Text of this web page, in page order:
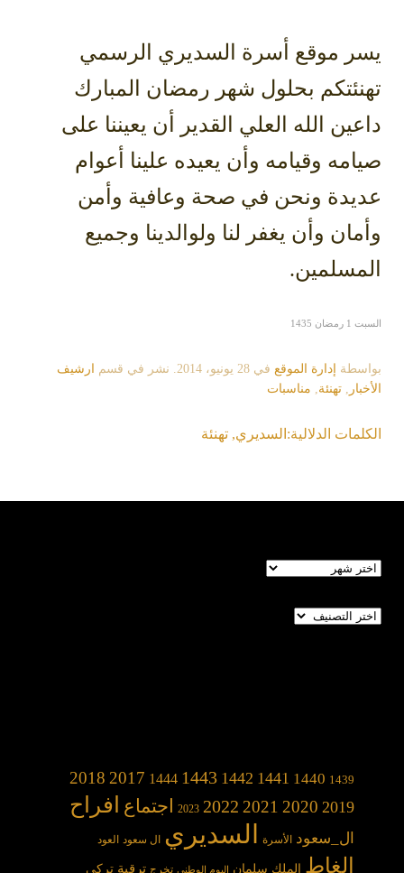
يسر موقع أسرة السديري الرسمي
تهنئتكم بحلول شهر رمضان المبارك
داعين الله العلي القدير أن يعيننا على
صيامه وقيامه وأن يعيده علينا أعوام
عديدة ونحن في صحة وعافية وأمن
وأمان وأن يغفر لنا ولوالدينا وجميع
المسلمين.
السبت 1 رمضان 1435
بواسطة إدارة الموقع في 28 يونيو، 2014 . نشر في قسم
ارشيف
الأخبار , تهنئة, مناسبات
الكلمات الدلالية: السديري, تهنئة
الأرشيف
تصنيفات
1439
1440
1441
1442
1443
1444
2017
2018
2019
2020
2021
2022
2023 اجتماع افراح
ال_سعود الأسرة السديري ال سعود العود
الغاط الملك سلمان اليوم الوطني تخرج ترقية تركي